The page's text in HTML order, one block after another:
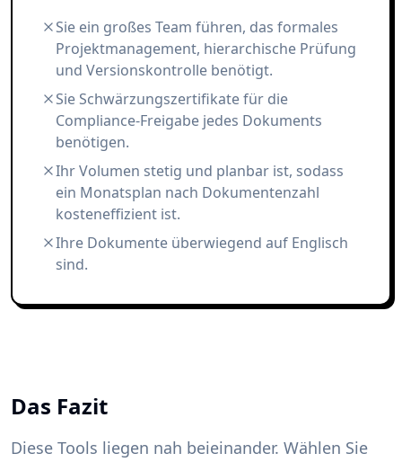
Sie ein großes Team führen, das formales
Projektmanagement, hierarchische Prüfung
und Versionskontrolle benötigt.
Sie Schwärzungszertifikate für die
Compliance-Freigabe jedes Dokuments
benötigen.
Ihr Volumen stetig und planbar ist, sodass
ein Monatsplan nach Dokumentenzahl
kosteneffizient ist.
Ihre Dokumente überwiegend auf Englisch
sind.
Das Fazit
Diese Tools liegen nah beieinander. Wählen Sie